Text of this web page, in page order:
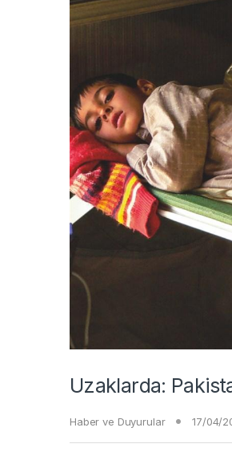
Uzaklarda:
Haber ve Duyurular 17/04/